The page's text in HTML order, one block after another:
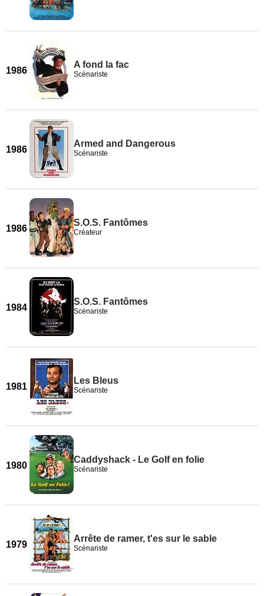
1986
A fond la fac
Scénariste
1986
Armed and Dangerous
Scénariste
1986
S.O.S. Fantômes
Créateur
1984
S.O.S. Fantômes
Scénariste
1981
Les Bleus
Scénariste
1980
Caddyshack - Le Golf en folie
Scénariste
1979
Arrête de ramer, t'es sur le sable
Scénariste